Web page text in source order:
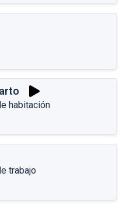
habitación
trabajo